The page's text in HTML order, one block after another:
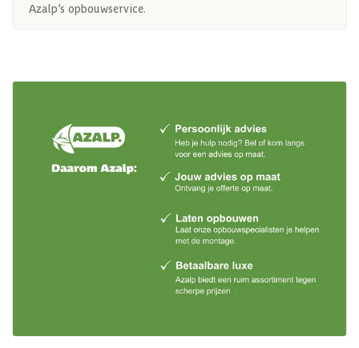
Azalp’s opbouwservice.